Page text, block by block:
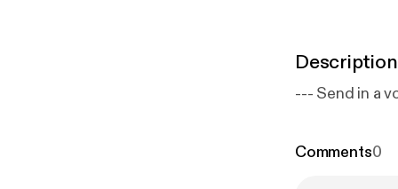
Description
--- Send in a
Comments0